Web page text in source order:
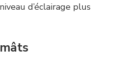
d’éclairage plus